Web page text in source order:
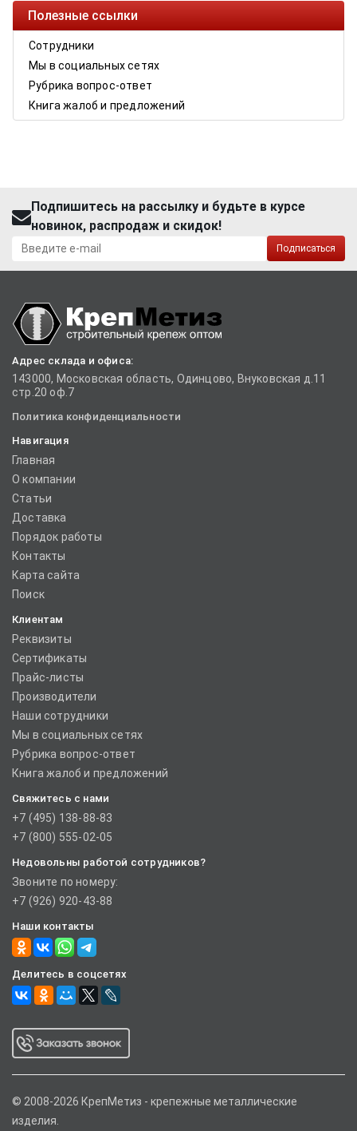
Полезные ссылки
Сотрудники
Мы в социальных сетях
Рубрика вопрос-ответ
Книга жалоб и предложений
Подпишитесь на рассылку и будьте в курсе
новинок, распродаж и скидок!
Подписаться
Адрес склада и офиса:
143000, Московская область, Одинцово, Внуковская д.11
стр.20 оф.7
Политика конфиденциальности
Навигация
Главная
О компании
Статьи
Доставка
Порядок работы
Контакты
Карта сайта
Поиск
Клиентам
Реквизиты
Сертификаты
Прайс-листы
Производители
Наши сотрудники
Мы в социальных сетях
Рубрика вопрос-ответ
Книга жалоб и предложений
Свяжитесь с нами
+7 (495) 138-88-83
+7 (800) 555-02-05
Недовольны работой сотрудников?
Звоните по номеру:
+7 (926) 920-43-88
Наши контакты
Делитесь в соцсетях
© 2008-2026 КрепМетиз - крепежные металлические
изделия.